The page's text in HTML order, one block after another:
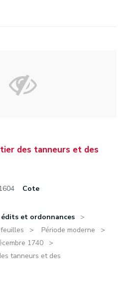
des tanneurs et des
Cote
et ordonnances
Période moderne
1740
tanneurs et des